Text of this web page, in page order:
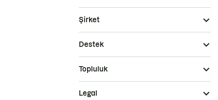
Şirket
Destek
Topluluk
Legal